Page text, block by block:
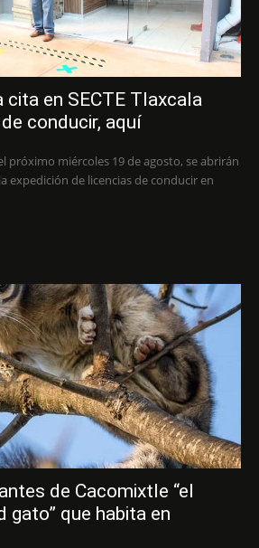
cita en SECTE Tlaxcala
conducir, aquí
próximo miércoles 19 de agosto, se abrirán
expedición de licencias de conducir en
de Cacomixtle “el
que habita en